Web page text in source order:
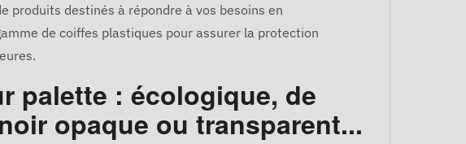
produits destinés à répondre à vos besoins en
de coiffes plastiques pour assurer la protection
palette : écologique, de
opaque ou transparent...